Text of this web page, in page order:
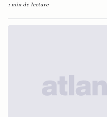
1 min de lecture